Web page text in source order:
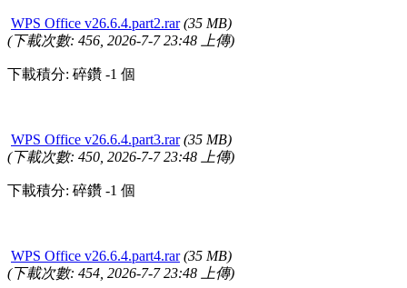
WPS Office v26.6.4.part2.rar (35 MB)
(下載次數: 456, 2026-7-7 23:48 上傳)
下載積分: 碎鑽 -1 個
WPS Office v26.6.4.part3.rar (35 MB)
(下載次數: 450, 2026-7-7 23:48 上傳)
下載積分: 碎鑽 -1 個
WPS Office v26.6.4.part4.rar (35 MB)
(下載次數: 454, 2026-7-7 23:48 上傳)